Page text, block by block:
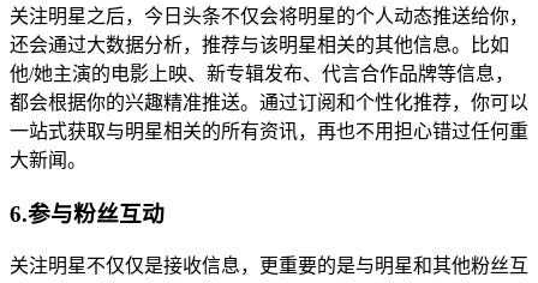
关注明星之后，今日头条不仅会将明星的个人动态推送给你，
还会通过大数据分析，推荐与该明星相关的其他信息。比如
他/她主演的电影上映、新专辑发布、代言合作品牌等信息，
都会根据你的兴趣精准推送。通过订阅和个性化推荐，你可以
一站式获取与明星相关的所有资讯，再也不用担心错过任何重
大新闻。
6.参与粉丝互动
关注明星不仅仅是接收信息，更重要的是与明星和其他粉丝互